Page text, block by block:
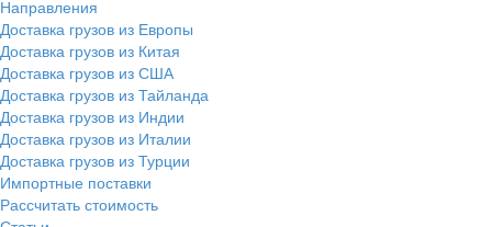
Направления
Доставка грузов из Европы
Доставка грузов из Китая
Доставка грузов из США
Доставка грузов из Тайланда
Доставка грузов из Индии
Доставка грузов из Италии
Доставка грузов из Турции
Импортные поставки
Рассчитать стоимость